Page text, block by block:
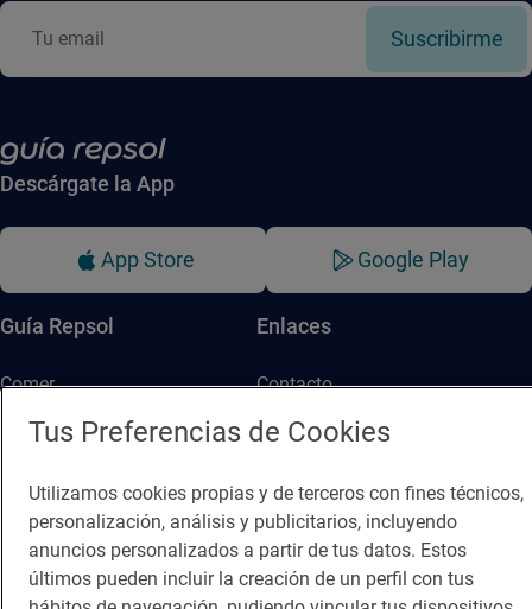
Suscribirme
Descárgate la App
App Store Google Play
Guía Repsol
Comer
Viajar
Enlaces
Contacto
Sala de prensa
Tus Preferencias de Cookies
Utilizamos cookies propias y de terceros con fines técnicos,
personalización, análisis y publicitarios, incluyendo
anuncios personalizados a partir de tus datos. Estos
últimos pueden incluir la creación de un perfil con tus